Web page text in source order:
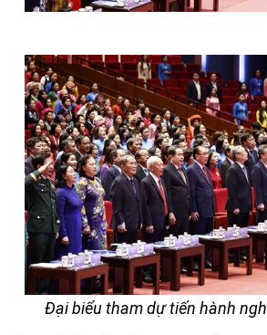
Đại biểu tham dự tiến hành